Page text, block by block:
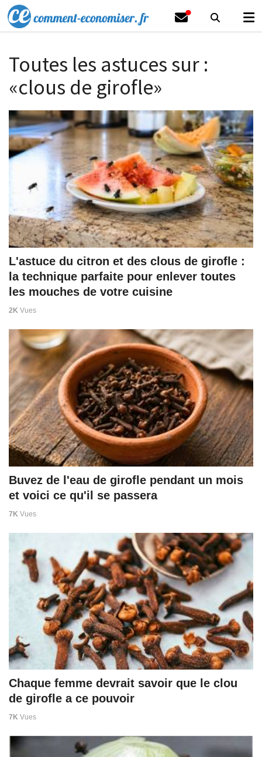
Toutes les astuces sur :
«clous de girofle»
L'astuce du citron et des clous de girofle :
la technique parfaite pour enlever toutes
les mouches de votre cuisine
2K Vues
Buvez de l'eau de girofle pendant un mois
et voici ce qu'il se passera
7K Vues
Chaque femme devrait savoir que le clou
de girofle a ce pouvoir
7K Vues